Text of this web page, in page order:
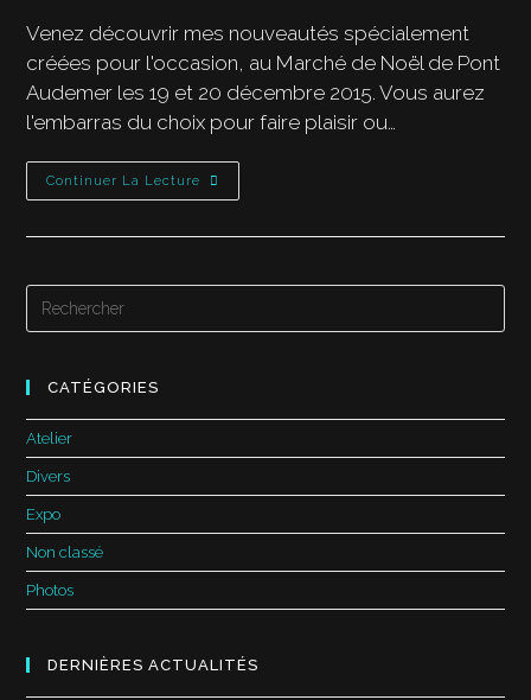
Venez découvrir mes nouveautés spécialement
créées pour l'occasion, au Marché de Noël de Pont
Audemer les 19 et 20 décembre 2015. Vous aurez
l'embarras du choix pour faire plaisir ou…
Continuer La Lecture
CATÉGORIES
Atelier
Divers
Expo
Non classé
Photos
DERNIÈRES ACTUALITÉS